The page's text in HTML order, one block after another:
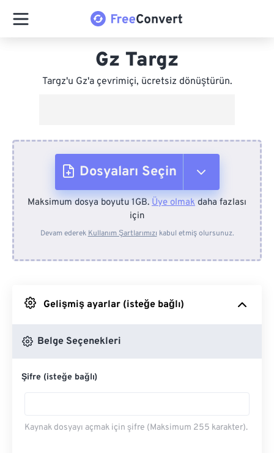
Gz Targz
Targz'u Gz'a çevrimiçi, ücretsiz dönüştürün.
Dosyaları Seçin
Cihazdan
Google Drive'dan
OneDrive'dan
Url'den
Maksimum dosya boyutu 1GB. Üye olmak daha fazlası
için
Devam ederek Kullanım Şartlarımızı kabul etmiş olursunuz.
Gelişmiş ayarlar (isteğe bağlı)
Belge Seçenekleri
Şifre (isteğe bağlı)
Kaynak dosyayı açmak için şifre (Maksimum 255 karakter).